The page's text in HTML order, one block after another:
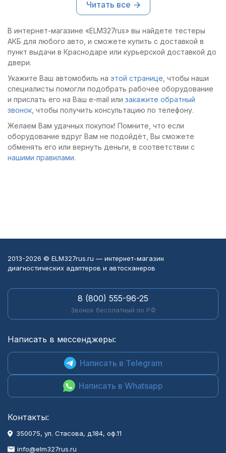
её зарядкой от
внешнего источника.
всё быстро и на
максимально высоком
уровне
сканер-тестер АКБ и
всей системы
энергоснабжения
автомобиля Autel
пользоваться даже
новичку.
Читать все
В интернет-магазине «ELM327rus» вы найдете тестеры
АКБ для любого авто, и сможете купить с доставкой в
пункт выдачи в Краснодаре или курьерской доставкой до
двери.
Укажите Ваш автомобиль на этой странице , чтобы наши
специалисты помогли подобрать рабочее оборудование
и прислать его на Ваш e-mail или закажите обратный
звонок , чтобы получить консультацию по телефону.
Желаем Вам удачных покупок! Помните, что если
оборудование вдруг Вам не подойдёт, Вы сможете
обменять его или вернуть деньги, в соответствии с
нашими правилами.
2013-2026 © ELM327rus.ru — интернет-магазин
диагностических адаптеров и автосканеров
8 (800) 555-96-25
Звонок бесплатный по РФ
Написать в мессенджеры:
Написать в Telegram
Написать в Whatsapp
Контакты:
350075, ул. Стасова, д.184, оф.11
info@elm327rus.ru